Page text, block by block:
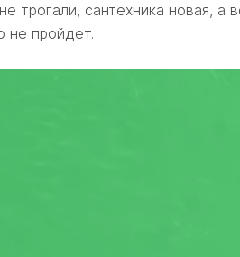
трогали, сантехника новая,
не пройдет.